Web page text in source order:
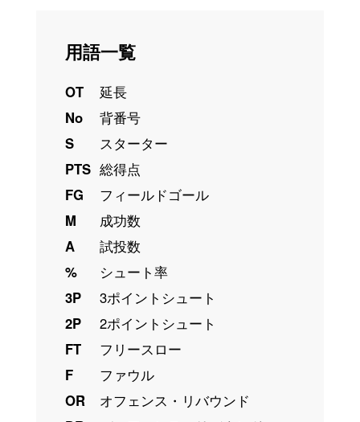
用語一覧
OT
延長
No
背番号
S
スターター
PTS 総得点
FG
フィールドゴール
M
成功数
A
試投数
%
シュート率
3P
3ポイントシュート
2P
2ポイントシュート
FT
フリースロー
F
ファウル
OR
オフェンス・リバウンド